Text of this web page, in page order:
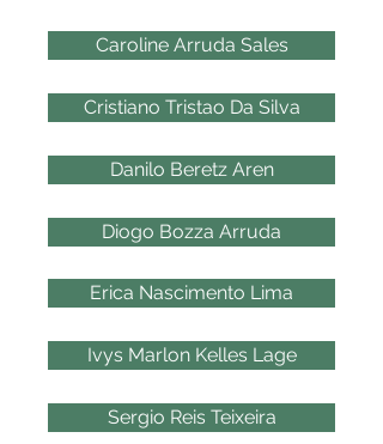
Caroline Arruda Sales
Cristiano Tristao Da Silva
Danilo Beretz Aren
Diogo Bozza Arruda
Erica Nascimento Lima
Ivys Marlon Kelles Lage
Sergio Reis Teixeira